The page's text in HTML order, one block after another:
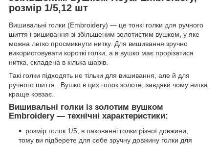
розмір 1/5,12 шт
Вишивальні голки (Embroidery) — це тонкі голки для ручного
шиття і вишивання зі збільшеним золотистим вушком, у яке
можна легко просмикнути нитку. Для вишивання зручно
використовувати короткі голки, а в вушко має прорізатися
нитка, складена в кілька шарів.
Такі голки підходять не тільки для вишивання, але й для
ручного шиття. Вушко в цих голок золоте, завдяки чому нитка
краще ковзає.
Вишивальні голки із золотим вушком
Embroidery — технічні характеристики:
розмір голок 1/5, в пакованні голки різної довжини,
тому ви підберете для себе зручну довжину голки для